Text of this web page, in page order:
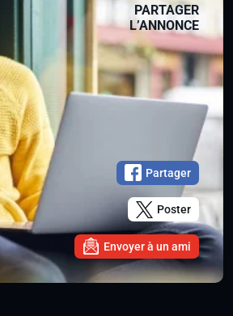
PARTAGER
L’ANNONCE
Partager
Poster
Envoyer à un ami